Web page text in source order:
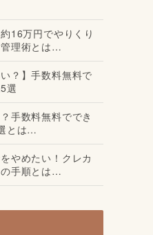
16万円でやりくり
理術とは…
？】手数料無料で
選
手数料無料ででき
とは…
やめたい！クレカ
手順とは…